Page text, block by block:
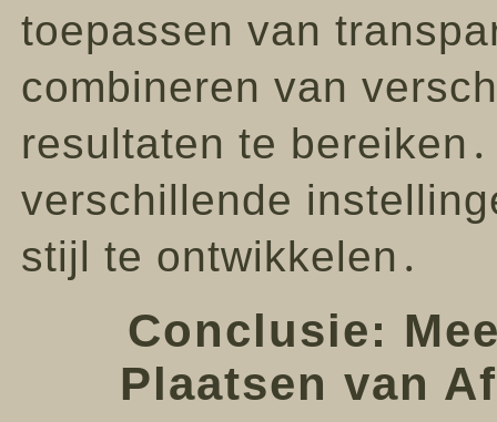
toepassen van
combineren van
resultaten te
verschillende
stijl te ontwikkelen․
Conclusie:
Plaatsen van